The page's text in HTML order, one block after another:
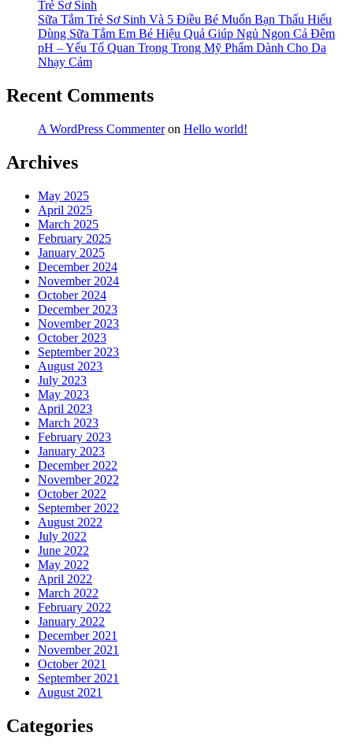
Trẻ Sơ Sinh
Sữa Tắm Trẻ Sơ Sinh Và 5 Điều Bé Muốn Bạn Thấu Hiểu
Dùng Sữa Tắm Em Bé Hiệu Quả Giúp Ngủ Ngon Cả Đêm
pH – Yếu Tố Quan Trọng Trong Mỹ Phẩm Dành Cho Da
Nhạy Cảm
Recent Comments
A WordPress Commenteron Hello world!
Archives
May 2025
April 2025
March 2025
February 2025
January 2025
December 2024
November 2024
October 2024
December 2023
November 2023
October 2023
September 2023
August 2023
July 2023
May 2023
April 2023
March 2023
February 2023
January 2023
December 2022
November 2022
October 2022
September 2022
August 2022
July 2022
June 2022
May 2022
April 2022
March 2022
February 2022
January 2022
December 2021
November 2021
October 2021
September 2021
August 2021
Categories